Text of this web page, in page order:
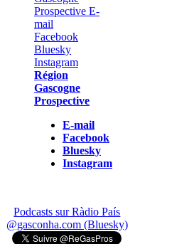
Région
Gascogne
Prospective
E-mail
Facebook
Bluesky
Instagram
Podcasts sur Ràdio País
@gasconha.com (Bluesky)